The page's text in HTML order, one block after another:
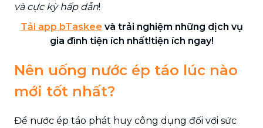
và cực kỳ hấp dẫn!
Tải app bTaskee và trải nghiệm những dịch vụ
gia đình tiện ích nhất!tiện ích ngay!
Nên uống nước ép táo lúc nào
mới tốt nhất?
Để nước ép táo phát huy công dụng đối với sức